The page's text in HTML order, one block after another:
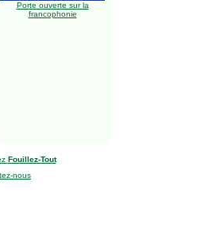
Porte ouverte sur la
francophonie
Fouillez-Tout
nous